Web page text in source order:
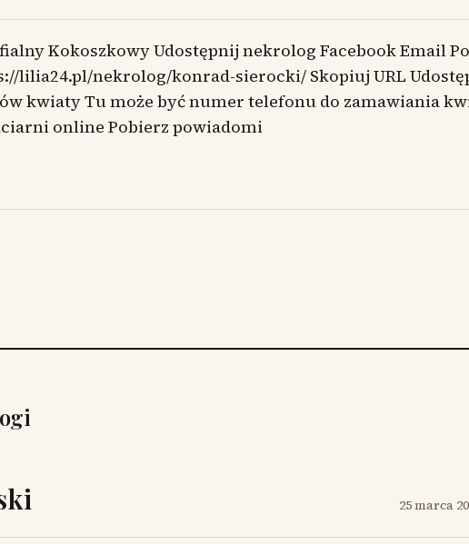
Kokoszkowy Udostępnij nekrolog Facebook Email
lilia24.pl/nekrolog/konrad-sierocki/ Skopiuj URL
kwiaty Tu może być numer telefonu do zamawiania
online Pobierz powiadomi
25 marca